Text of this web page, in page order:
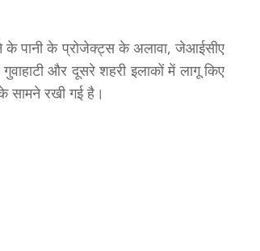
के पानी के प्रोजेक्ट्स के अलावा, जेआईसीए
और दूसरे शहरी इलाकों में लागू किए
सामने रखी गई है।